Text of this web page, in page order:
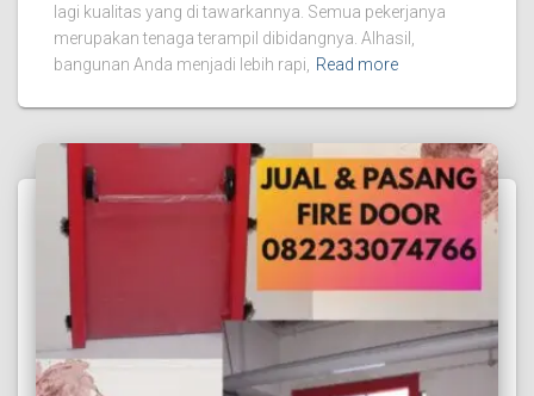
lagi kualitas yang di tawarkannya. Semua pekerjanya
merupakan tenaga terampil dibidangnya. Alhasil,
bangunan Anda menjadi lebih rapi,
Read more